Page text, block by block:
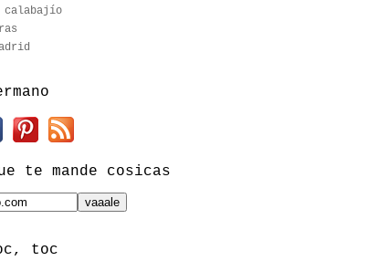
calabajío
te mande cosicas
toc